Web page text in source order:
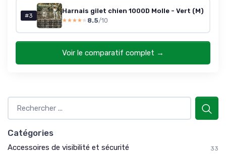
#3
Harnais gilet chien 1000D Molle - Vert (M)
★★★★★
★★★★★ 8.5/10
Voir le comparatif complet →
Catégories
Accessoires de visibilité et sécurité 33